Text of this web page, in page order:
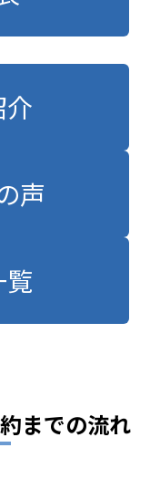
声
覧
までの流れ